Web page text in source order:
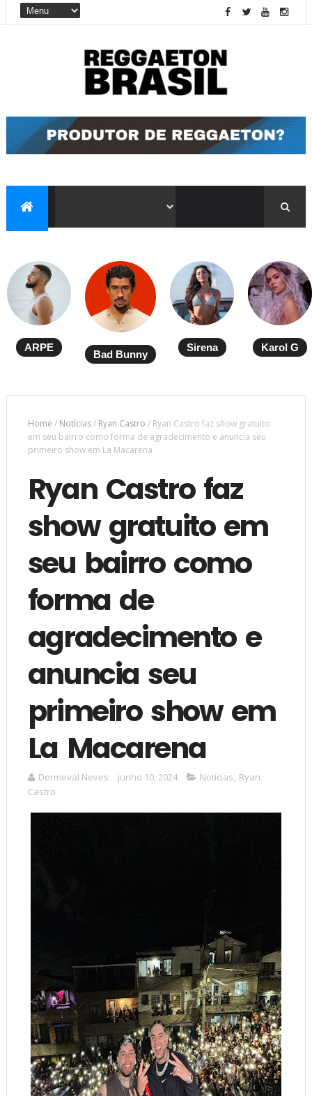
ARPE
Bad Bunny
Sirena Karol G
Home / Notícias/ Ryan Castro / Ryan Castro faz show gratuito
em seu bairro como forma de agradecimento e anuncia seu
primeiro show em La Macarena
Ryan Castro faz
show gratuito em
seu bairro como
forma de
agradecimento e
anuncia seu
primeiro show em
La Macarena
Dermeval Neves junho 10, 2024 Notícias, Ryan
Castro